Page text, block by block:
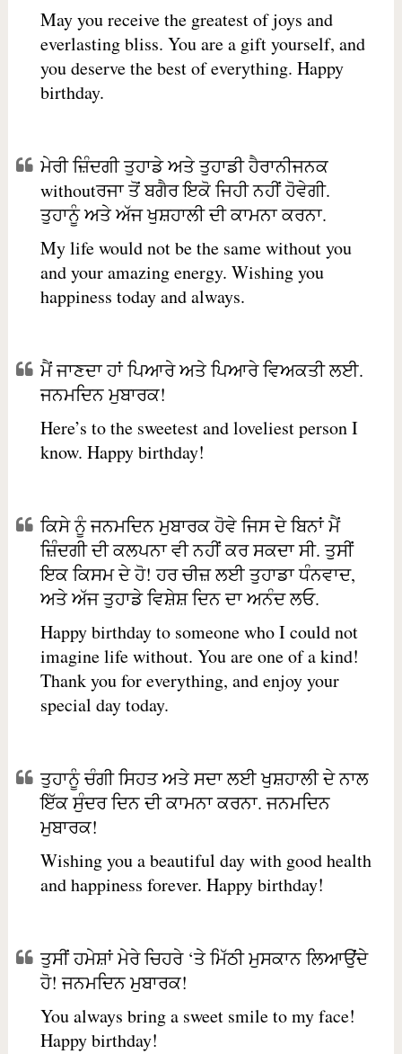
May you receive the greatest of joys and
everlasting bliss. You are a gift yourself, and
you deserve the best of everything. Happy
birthday.
ਮੇਰੀ ਜ਼ਿੰਦਗੀ ਤੁਹਾਡੇ ਅਤੇ ਤੁਹਾਡੀ ਹੈਰਾਨੀਜਨਕ
withoutਰਜਾ ਤੋਂ ਬਗੈਰ ਇਕੋ ਜਿਹੀ ਨਹੀਂ ਹੋਵੇਗੀ.
ਤੁਹਾਨੂੰ ਅਤੇ ਅੱਜ ਖੁਸ਼ਹਾਲੀ ਦੀ ਕਾਮਨਾ ਕਰਨਾ.
My life would not be the same without you
and your amazing energy. Wishing you
happiness today and always.
ਮੈਂ ਜਾਣਦਾ ਹਾਂ ਪਿਆਰੇ ਅਤੇ ਪਿਆਰੇ ਵਿਅਕਤੀ ਲਈ.
ਜਨਮਦਿਨ ਮੁਬਾਰਕ!
Here’s to the sweetest and loveliest person I
know. Happy birthday!
ਕਿਸੇ ਨੂੰ ਜਨਮਦਿਨ ਮੁਬਾਰਕ ਹੋਵੇ ਜਿਸ ਦੇ ਬਿਨਾਂ ਮੈਂ
ਜ਼ਿੰਦਗੀ ਦੀ ਕਲਪਨਾ ਵੀ ਨਹੀਂ ਕਰ ਸਕਦਾ ਸੀ. ਤੁਸੀਂ
ਇਕ ਕਿਸਮ ਦੇ ਹੋ! ਹਰ ਚੀਜ਼ ਲਈ ਤੁਹਾਡਾ ਧੰਨਵਾਦ,
ਅਤੇ ਅੱਜ ਤੁਹਾਡੇ ਵਿਸ਼ੇਸ਼ ਦਿਨ ਦਾ ਅਨੰਦ ਲਓ.
Happy birthday to someone who I could not
imagine life without. You are one of a kind!
Thank you for everything, and enjoy your
special day today.
ਤੁਹਾਨੂੰ ਚੰਗੀ ਸਿਹਤ ਅਤੇ ਸਦਾ ਲਈ ਖੁਸ਼ਹਾਲੀ ਦੇ ਨਾਲ
ਇੱਕ ਸੁੰਦਰ ਦਿਨ ਦੀ ਕਾਮਨਾ ਕਰਨਾ. ਜਨਮਦਿਨ
ਮੁਬਾਰਕ!
Wishing you a beautiful day with good health
and happiness forever. Happy birthday!
ਤੁਸੀਂ ਹਮੇਸ਼ਾਂ ਮੇਰੇ ਚਿਹਰੇ ‘ਤੇ ਮਿੱਠੀ ਮੁਸਕਾਨ ਲਿਆਉਂਦੇ
ਹੋ! ਜਨਮਦਿਨ ਮੁਬਾਰਕ!
You always bring a sweet smile to my face!
Happy birthday!